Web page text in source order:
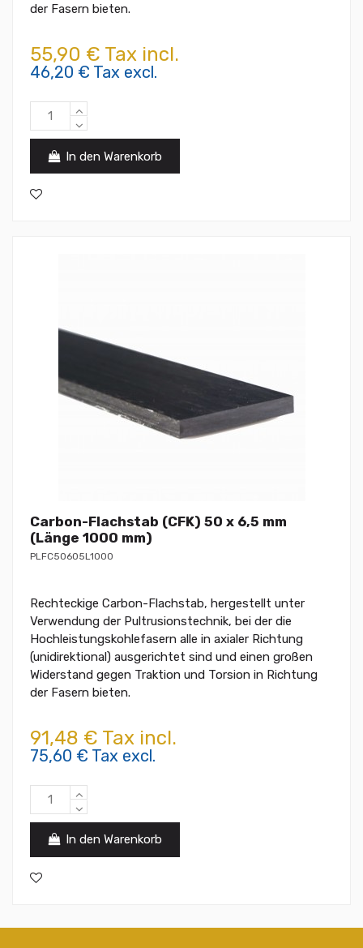
der Fasern bieten.
55,90 € Tax incl.
46,20 € Tax excl.
In den Warenkorb
Carbon-Flachstab (CFK) 50 x 6,5 mm
(Länge 1000 mm)
PLFC50605L1000
Rechteckige Carbon-Flachstab, hergestellt unter
Verwendung der Pultrusionstechnik, bei der die
Hochleistungskohlefasern alle in axialer Richtung
(unidirektional) ausgerichtet sind und einen großen
Widerstand gegen Traktion und Torsion in Richtung
der Fasern bieten.
91,48 € Tax incl.
75,60 € Tax excl.
In den Warenkorb